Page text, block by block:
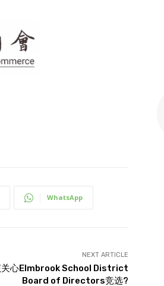
WhatsApp
NEXT ARTICLE
关心Elmbrook School District
Board of Directors竞选?